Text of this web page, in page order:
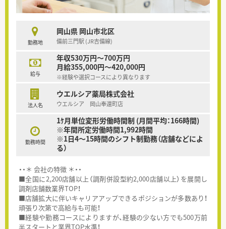
勤務地
岡山県 岡山市北区
備前三門駅 (JR吉備線)
給与
年収530万円～700万円
月給355,000円～420,000円
※経験や選択コースにより異なります
法人名
ウエルシア薬局株式会社
ウエルシア 岡山奉還町店
勤務時間
1ｹ月単位変形労働時間制 (月間平均：166時間)
※年間所定労働時間1,992時間
※1日4～15時間のシフト制勤務（店舗などによ
る）
・・＊ 会社の特徴 ＊・・
■全国に2,200店舗以上（調剤併設型約2,000店舗以上）を展開し
調剤店舗数業界TOP！
■店舗拡大に伴いキャリアアップできるポジションが多数あり！
頑張り次第で高給与も可能！
■経験や勤務コースによりますが、経験の少ない方でも500万前
半スタートと業界TOP水準！